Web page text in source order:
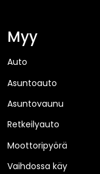
Myy
Auto
Asuntoauto
Asuntovaunu
Retkeilyauto
Moottoripyörä
Vaihdossa käy